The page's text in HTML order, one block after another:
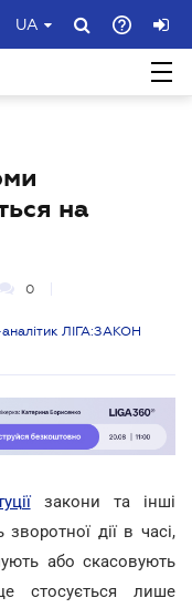
UA
на
0
ЛІГА:ЗАКОН
закони та інші
дії в часі,
або скасовують
стосується лише